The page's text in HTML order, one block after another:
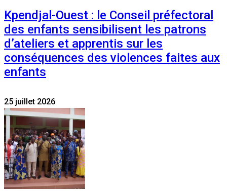
Kpendjal-Ouest : le Conseil préfectoral
des enfants sensibilisent les patrons
d’ateliers et apprentis sur les
conséquences des violences faites aux
enfants
25 juillet 2026